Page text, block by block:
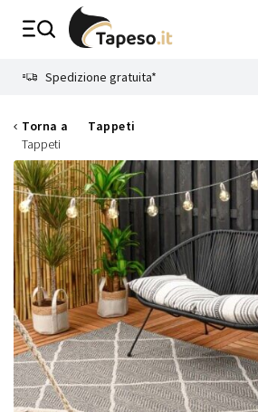
Spedizione gratuita*
Torna a
Tappeti
Tappeti